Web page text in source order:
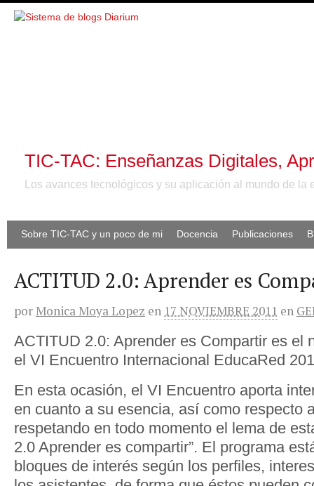
TIC-TAC: Enseñanzas Digitales,
Los avances tecnológicos y su aplicación al mundo de la
Sobre TIC-TAC y un poco de mi Docencia Publicaciones
ACTITUD 2.0: Aprender es
por Monica Moya Lopez en 17 NOVIEMBRE 2011 en
ACTITUD 2.0: Aprender es Compartir es el
el VI Encuentro Internacional EducaRed
En esta ocasión, el VI Encuentro aporta
en cuanto a su esencia, así como respecto
respetando en todo momento el lema de
2.0 Aprender es compartir”. El programa
bloques de interés según los perfiles,